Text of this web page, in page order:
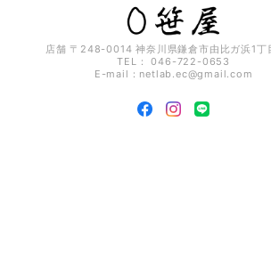
店舗 〒248-0014 神奈川県鎌倉市由比ガ浜1丁
TEL： 046-722-0653
E-mail： netlab.ec@gmail.com